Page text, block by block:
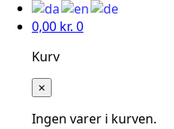
0,00 kr. 0
Kurv
×
Ingen varer i kurven.